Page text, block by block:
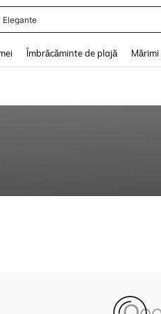
Elegante
Îmbrăcăminte de plajă